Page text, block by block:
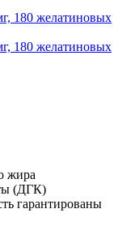
жира
(ДГК)
гарантированы